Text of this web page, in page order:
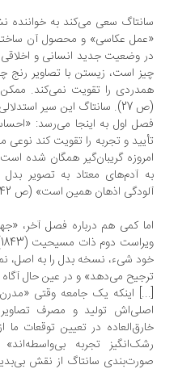
سعی می‌کند به خواننده نشان
عکاسی» و محصول آن ساختار جهان
وضعیت جدید انسانی و اخلاقی قرار
است، زیستن با تصاویر رنج چیز دیگر
را تقویت نمی‌کند. ممکن است
(ص 27). سانتاگ این سیر استدلالی را
اول به اینجا می‌رسد: «احساس
و تجربه را تقویت کند نوعی
گریبان‌گیر همگان شده است.
آدم‌های معتاد به تصویر بدل
اذهان همین است» (ص 42).
کمی هم درباره فصل آخر، «جهان
ویراست
شیء، نسخه بدل را به اصل، نمایش را
می‌دهد» و در عین حال آگاه است که
اینکه یک جامعه وقتی «مدرن»
تولید و مصرف تصاویر باشد،
در تعیین توقعات ما از
سانتاگ از نقش بی‌بدیل